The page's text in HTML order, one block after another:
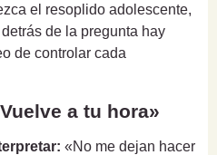
el resoplido adolescente,
de la pregunta hay
de controlar cada
a tu hora»
«No me dejan hacer